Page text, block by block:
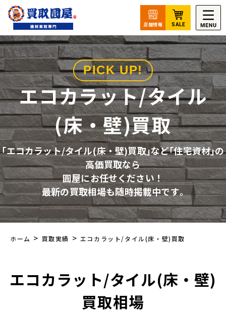
PICK UP!
エコカラット/タイル
(床・壁)買取
｢エコカラット/タイル(床・壁)買取｣など｢住宅資材｣の
高価買取なら
圓屋にお任せください！
最新の買取相場も随時掲載中です｡
ホーム > 買取実績 > エコカラット/タイル(床・壁)買取
エコカラット/タイル(床・壁)
買取相場